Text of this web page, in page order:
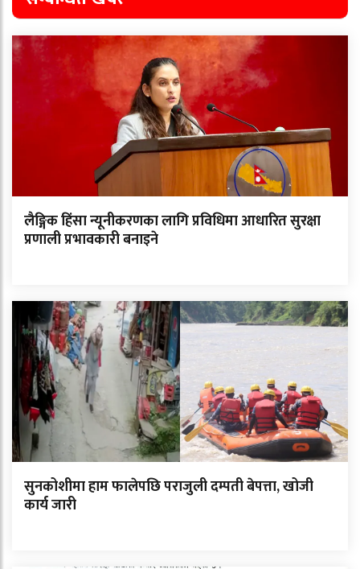
लैङ्गिक हिंसा न्यूनीकरणका लागि प्रविधिमा आधारित सुरक्षा
प्रणाली प्रभावकारी बनाइने
सुनकोशीमा हाम फालेपछि पराजुली दम्पती बेपत्ता, खोजी
कार्य जारी